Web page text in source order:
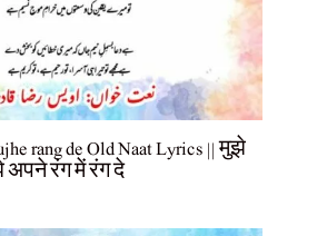
rang de Old Naat Lyrics || मुझे
रंग में रंग दे